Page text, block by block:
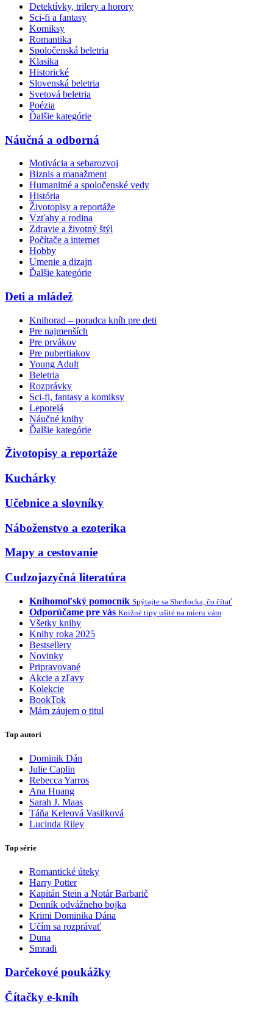
Detektívky, trilery a horory
Sci-fi a fantasy
Komiksy
Romantika
Spoločenská beletria
Klasika
Historické
Slovenská beletria
Svetová beletria
Poézia
Ďalšie kategórie
Náučná a odborná
Motivácia a sebarozvoj
Biznis a manažment
Humanitné a spoločenské vedy
História
Životopisy a reportáže
Vzťahy a rodina
Zdravie a životný štýl
Počítače a internet
Hobby
Umenie a dizajn
Ďalšie kategórie
Deti a mládež
Knihorad – poradca kníh pre deti
Pre najmenších
Pre prvákov
Pre pubertiakov
Young Adult
Beletria
Rozprávky
Sci-fi, fantasy a komiksy
Leporelá
Náučné knihy
Ďalšie kategórie
Životopisy a reportáže
Kuchárky
Učebnice a slovníky
Náboženstvo a ezoterika
Mapy a cestovanie
Cudzojazyčná literatúra
Knihomoľský pomocník Spýtajte sa Sherlocka, čo čítať
Odporúčame pre vás Knižné tipy ušité na mieru vám
Všetky knihy
Knihy roka 2025
Bestsellery
Novinky
Pripravované
Akcie a zľavy
Kolekcie
BookTok
Mám záujem o titul
Top autori
Dominik Dán
Julie Caplin
Rebecca Yarros
Ana Huang
Sarah J. Maas
Táňa Keleová Vasilková
Lucinda Riley
Top série
Romantické úteky
Harry Potter
Kapitán Stein a Notár Barbarič
Denník odvážneho bojka
Krimi Dominika Dána
Učím sa rozprávať
Duna
Smradi
Darčekové poukážky
Čítačky e-kníh